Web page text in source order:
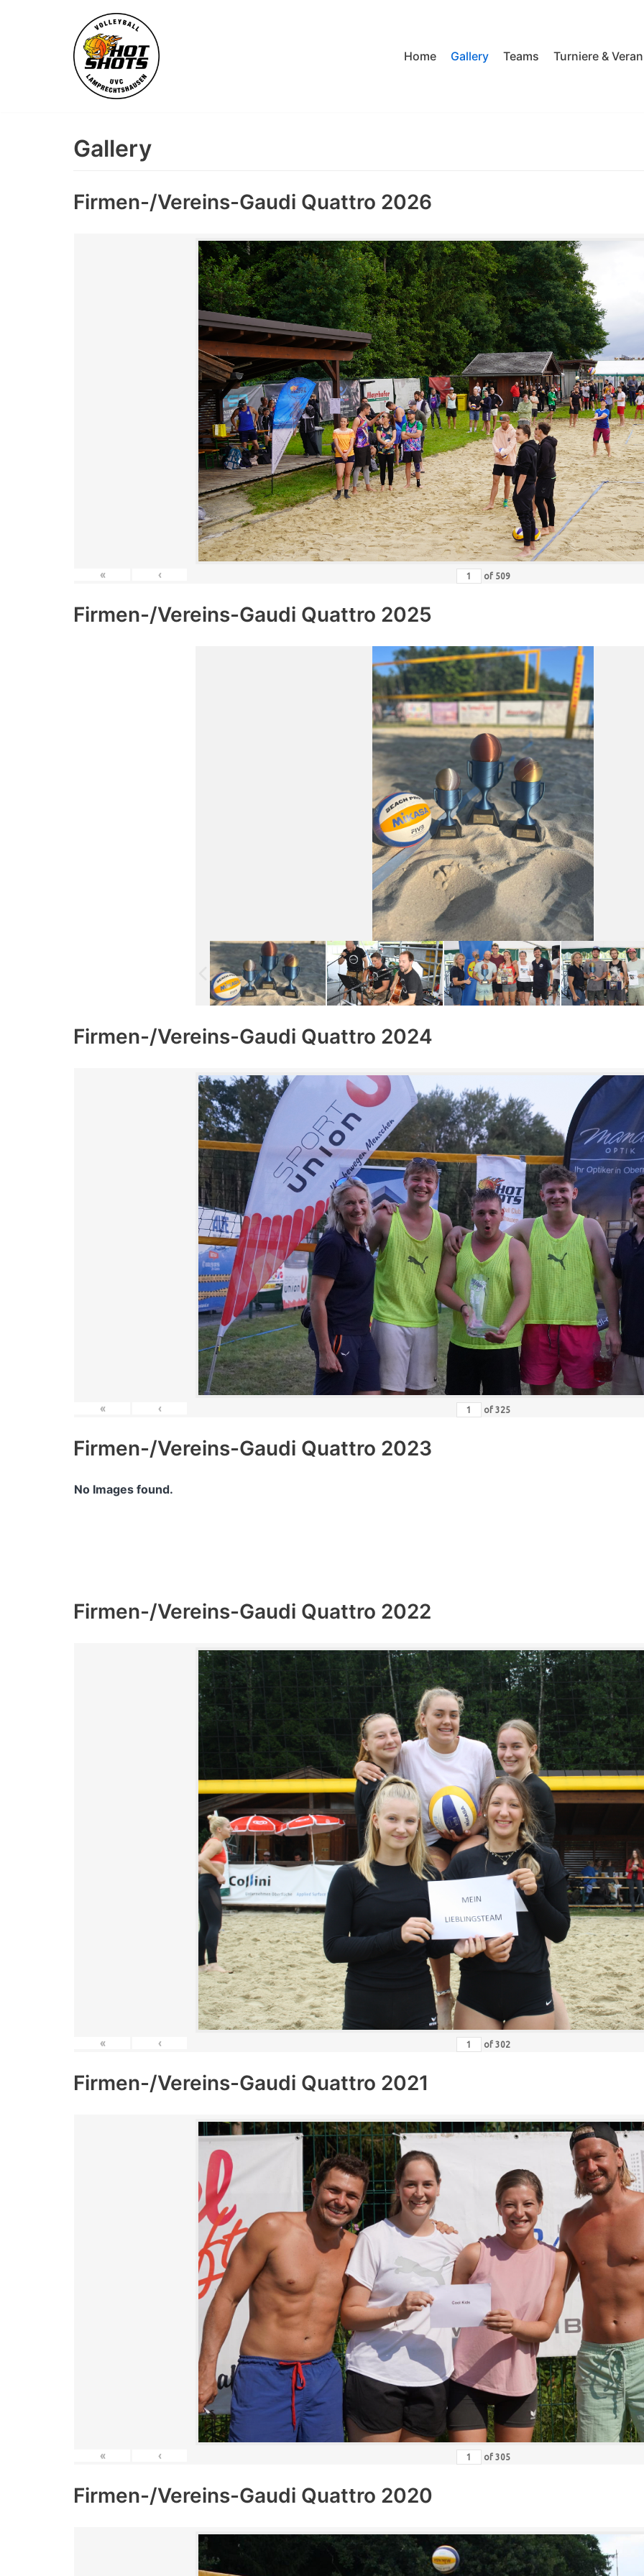
Home Gallery Teams Turniere &
Gallery
Firmen-/Vereins-Gaudi Quattro 2026
« ‹ of 509
Firmen-/Vereins-Gaudi Quattro 2025
Firmen-/Vereins-Gaudi Quattro 2024
« ‹ of 325
Firmen-/Vereins-Gaudi Quattro 2023
No Images found.
Firmen-/Vereins-Gaudi Quattro 2022
« ‹ of 302
Firmen-/Vereins-Gaudi Quattro 2021
« ‹ of 305
Firmen-/Vereins-Gaudi Quattro 2020